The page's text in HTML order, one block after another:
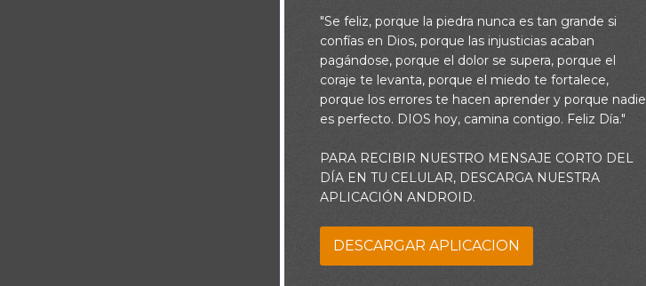
"Se feliz, porque la piedra nunca es tan grande si
confías en Dios, porque las injusticias acaban
pagándose, porque el dolor se supera, porque el
coraje te levanta, porque el miedo te fortalece,
porque los errores te hacen aprender y porque nadie
es perfecto. DIOS hoy, camina contigo. Feliz Día."
PARA RECIBIR NUESTRO MENSAJE CORTO DEL
DÍA EN TU CELULAR, DESCARGA NUESTRA
APLICACIÓN ANDROID.
DESCARGAR APLICACION